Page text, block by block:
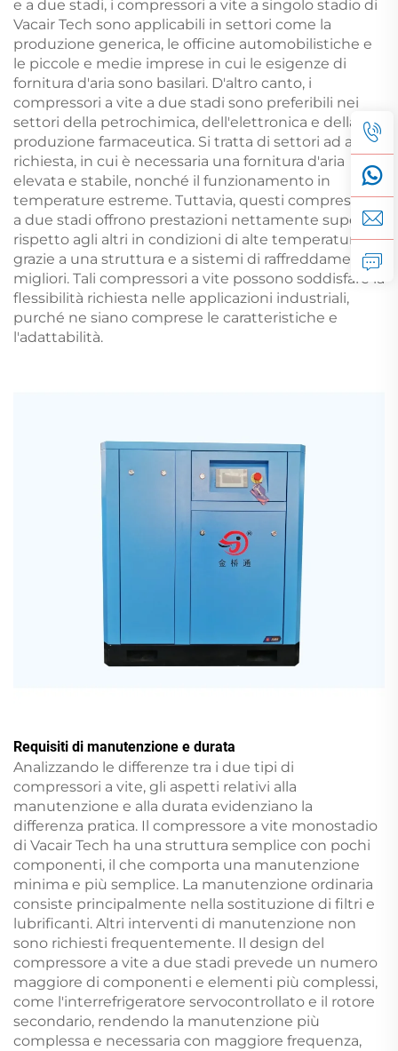
e a due stadi, i compressori a vite a singolo stadio di
Vacair Tech sono applicabili in settori come la
produzione generica, le officine automobilistiche e
le piccole e medie imprese in cui le esigenze di
fornitura d'aria sono basilari. D'altro canto, i
compressori a vite a due stadi sono preferibili nei
settori della petrochimica, dell'elettronica e della
produzione farmaceutica. Si tratta di settori ad alta
richiesta, in cui è necessaria una fornitura d'aria
elevata e stabile, nonché il funzionamento in
temperature estreme. Tuttavia, questi compressori
a due stadi offrono prestazioni nettamente superiori
rispetto agli altri in condizioni di alte temperature,
grazie a una struttura e a sistemi di raffreddamento
migliori. Tali compressori a vite possono soddisfare la
flessibilità richiesta nelle applicazioni industriali,
purché ne siano comprese le caratteristiche e
l'adattabilità.
Requisiti di manutenzione e durata
Analizzando le differenze tra i due tipi di
compressori a vite, gli aspetti relativi alla
manutenzione e alla durata evidenziano la
differenza pratica. Il compressore a vite monostadio
di Vacair Tech ha una struttura semplice con pochi
componenti, il che comporta una manutenzione
minima e più semplice. La manutenzione ordinaria
consiste principalmente nella sostituzione di filtri e
lubrificanti. Altri interventi di manutenzione non
sono richiesti frequentemente. Il design del
compressore a vite a due stadi prevede un numero
maggiore di componenti e elementi più complessi,
come l'interrefrigeratore servocontrollato e il rotore
secondario, rendendo la manutenzione più
complessa e necessaria con maggiore frequenza,